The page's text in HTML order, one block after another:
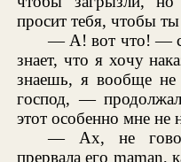
просит тебя, чтобы ты
— А! вот что! —
знает, что я хочу
знаешь, я вообще
господ, —
этот особенно мне не
— Ах, не
прервала его maman,